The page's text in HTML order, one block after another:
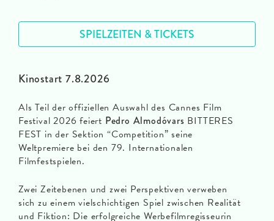
Kinostart 7.8.2026
Als Teil der offiziellen Auswahl des Cannes Film
Festival 2026 feiert Pedro Almodóvars BITTERES
FEST in der Sektion “Competition” seine
Weltpremiere bei den 79. Internationalen
Filmfestspielen.
Zwei Zeitebenen und zwei Perspektiven verweben
sich zu einem vielschichtigen Spiel zwischen Realität
und Fiktion: Die erfolgreiche Werbefilmregisseurin
SPIELZEITEN & TICKETS